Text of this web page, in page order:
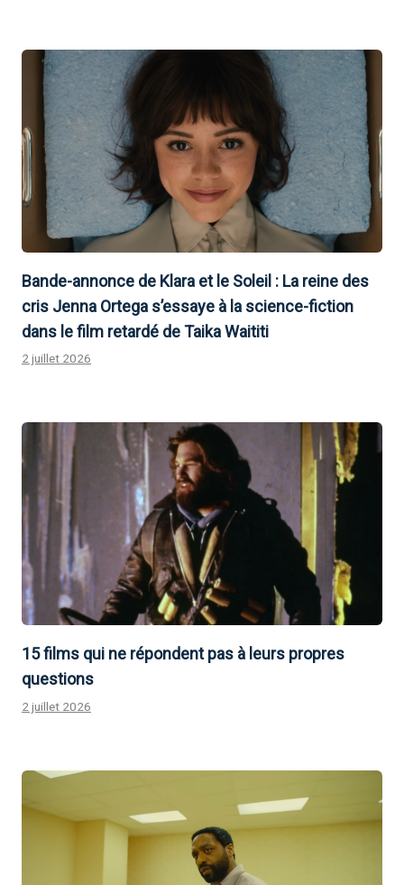
Bande-annonce de Klara et le Soleil : La reine des
cris Jenna Ortega s’essaye à la science-fiction
dans le film retardé de Taika Waititi
2 juillet 2026
15 films qui ne répondent pas à leurs propres
questions
2 juillet 2026